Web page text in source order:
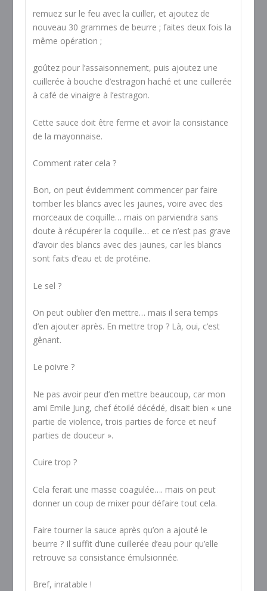
remuez sur le feu avec la cuiller, et ajoutez de
nouveau 30 grammes de beurre ; faites deux fois la
même opération ;
goûtez pour l’assaisonnement, puis ajoutez une
cuillerée à bouche d’estragon haché et une cuillerée
à café de vinaigre à l’estragon.
Cette sauce doit être ferme et avoir la consistance
de la mayonnaise.
Comment rater cela ?
Bon, on peut évidemment commencer par faire
tomber les blancs avec les jaunes, voire avec des
morceaux de coquille… mais on parviendra sans
doute à récupérer la coquille… et ce n’est pas grave
d’avoir des blancs avec des jaunes, car les blancs
sont faits d’eau et de protéine.
Le sel ?
On peut oublier d’en mettre… mais il sera temps
d’en ajouter après. En mettre trop ? Là, oui, c’est
gênant.
Le poivre ?
Ne pas avoir peur d’en mettre beaucoup, car mon
ami Emile Jung, chef étoilé décédé, disait bien « une
partie de violence, trois parties de force et neuf
parties de douceur ».
Cuire trop ?
Cela ferait une masse coagulée…. mais on peut
donner un coup de mixer pour défaire tout cela.
Faire tourner la sauce après qu’on a ajouté le
beurre ? Il suffit d’une cuillerée d’eau pour qu’elle
retrouve sa consistance émulsionnée.
Bref, inratable !